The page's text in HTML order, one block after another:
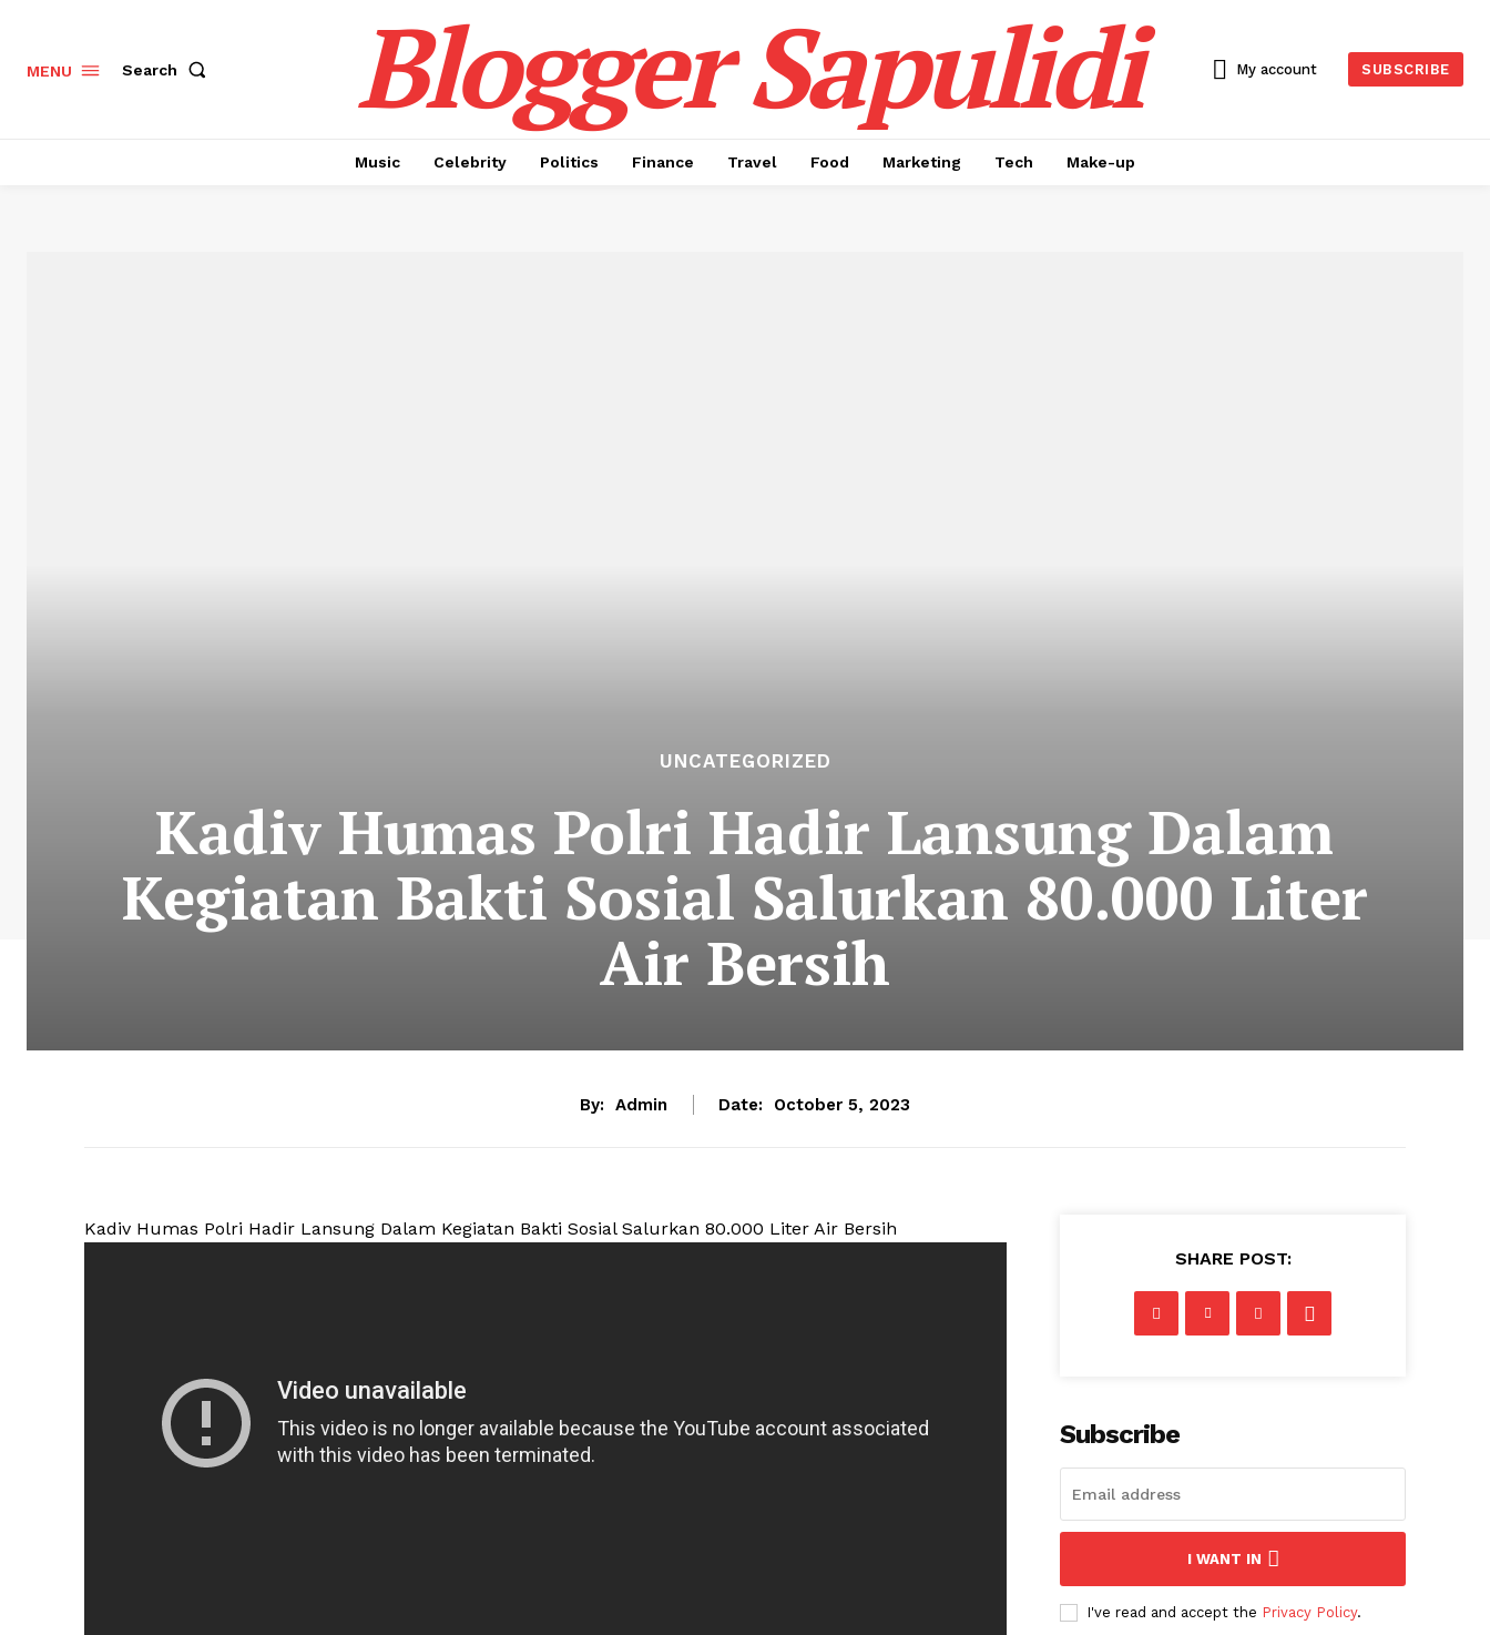
MENU Search Blogger Sapulidi My account SUBSCRIBE
Music Celebrity Politics Finance Travel Food Marketing Tech Make-up
UNCATEGORIZED
Kadiv Humas Polri Hadir Lansung Dalam
Kegiatan Bakti Sosial Salurkan 80.000 Liter
Air Bersih
By: Admin Date: October 5, 2023
Kadiv Humas Polri Hadir Lansung Dalam Kegiatan Bakti Sosial Salurkan 80.000 Liter Air Bersih
SHARE POST:
Subscribe
I WANT IN
I've read and accept the Privacy Policy.